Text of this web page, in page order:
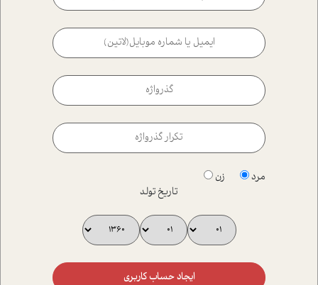
مرد
زن
تاریخ تولد
ایجاد حساب کاربری